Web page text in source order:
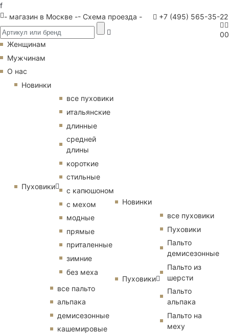
f
- магазин в Москве -- Схема проезда - +7 (495) 565-35-22
00
Женщинам
Мужчинам
О нас
Новинки
Пуховики
все пуховики
итальянские
длинные
средней
длины
короткие
стильные
с капюшоном
с мехом
модные
прямые
приталенные
зимние
без меха
все пальто
альпака
демисезонные
кашемировые
Новинки
Пуховики
все пуховики
Пуховики
Пальто
демисезонные
Пальто из
шерсти
Пальто
альпака
Пальто на
меху